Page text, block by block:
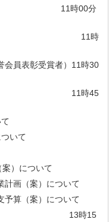
11時00分
11時
表彰受賞者）11時30
時45
いて
ついて
案）について
案）について
時15